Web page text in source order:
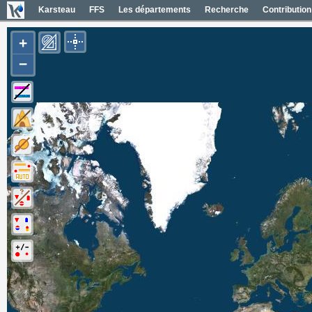
Karsteau FFS Les départements Recherche Contribution
+
−
Photos aériennes France
Mapas geol 1/50000 España
Mapas IGN España
Fotos aéreas España
Photos aériennes ESRI
Carte OpenTopoMap